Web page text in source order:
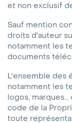
et non exclusif
Sauf mention
droits d'auteur
notamment les
documents
L'ensemble des
notamment les
logos,
code de la
toute